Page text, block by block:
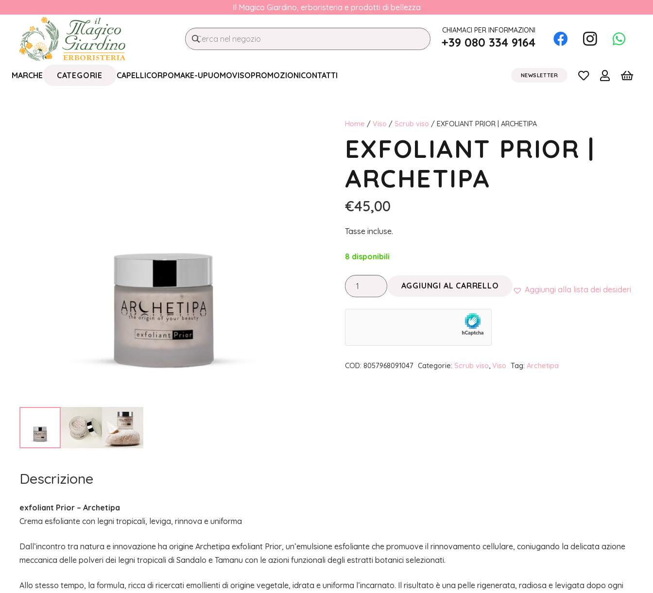
Il Magico Giardino, erboristeria e prodotti di bellezza
CHIAMACI PER INFORMAZIONI
+39 080 334 9164
MARCHE CATEGORIE CAPELLICORPOMAKE-UPUOMOVISOPROMOZIONICONTATTI NEWSLETTER
Home / Viso / Scrub viso / EXFOLIANT PRIOR | ARCHETIPA
EXFOLIANT PRIOR |
ARCHETIPA
€45,00
Tasse incluse.
8 disponibili
EXFOLIANT
PRIOR
|
AGGIUNGI AL CARRELLO Aggiungi alla lista dei desideri
COD: 8057968091047 Categorie: Scrub viso, Viso Tag: Archetipa
Descrizione
exfoliant Prior – Archetipa
Crema esfoliante con legni tropicali, leviga, rinnova e uniforma
Dall’incontro tra natura e innovazione ha origine Archetipa exfoliant Prior, un’emulsione esfoliante che promuove il rinnovamento cellulare, coniugando la delicata azione
meccanica delle polveri dei legni tropicali di Sandalo e Tamanu con le azioni funzionali degli estratti botanici selezionati.
Allo stesso tempo, la formula, ricca di ricercati emollienti di origine vegetale, idrata e uniforma l’incarnato. Il risultato è una pelle rigenerata, radiosa e levigata dopo ogni